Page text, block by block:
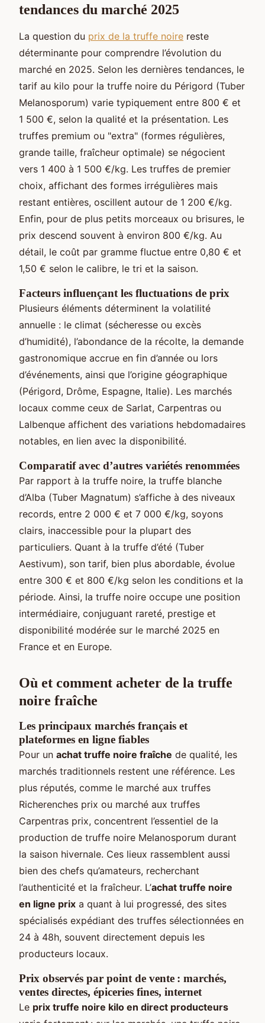
tendances du marché 2025
La question du prix de la truffe noire reste
déterminante pour comprendre l’évolution du
marché en 2025. Selon les dernières tendances, le
tarif au kilo pour la truffe noire du Périgord (Tuber
Melanosporum) varie typiquement entre 800 € et
1 500 €, selon la qualité et la présentation. Les
truffes premium ou "extra" (formes régulières,
grande taille, fraîcheur optimale) se négocient
vers 1 400 à 1 500 €/kg. Les truffes de premier
choix, affichant des formes irrégulières mais
restant entières, oscillent autour de 1 200 €/kg.
Enfin, pour de plus petits morceaux ou brisures, le
prix descend souvent à environ 800 €/kg. Au
détail, le coût par gramme fluctue entre 0,80 € et
1,50 € selon le calibre, le tri et la saison.
Facteurs influençant les fluctuations de prix
Plusieurs éléments déterminent la volatilité
annuelle : le climat (sécheresse ou excès
d’humidité), l’abondance de la récolte, la demande
gastronomique accrue en fin d’année ou lors
d’événements, ainsi que l’origine géographique
(Périgord, Drôme, Espagne, Italie). Les marchés
locaux comme ceux de Sarlat, Carpentras ou
Lalbenque affichent des variations hebdomadaires
notables, en lien avec la disponibilité.
Comparatif avec d’autres variétés renommées
Par rapport à la truffe noire, la truffe blanche
d’Alba (Tuber Magnatum) s’affiche à des niveaux
records, entre 2 000 € et 7 000 €/kg, soyons
clairs, inaccessible pour la plupart des
particuliers. Quant à la truffe d’été (Tuber
Aestivum), son tarif, bien plus abordable, évolue
entre 300 € et 800 €/kg selon les conditions et la
période. Ainsi, la truffe noire occupe une position
intermédiaire, conjuguant rareté, prestige et
disponibilité modérée sur le marché 2025 en
France et en Europe.
Où et comment acheter de la truffe
noire fraîche
Les principaux marchés français et
plateformes en ligne fiables
Pour un achat truffe noire fraîche de qualité, les
marchés traditionnels restent une référence. Les
plus réputés, comme le marché aux truffes
Richerenches prix ou marché aux truffes
Carpentras prix, concentrent l’essentiel de la
production de truffe noire Melanosporum durant
la saison hivernale. Ces lieux rassemblent aussi
bien des chefs qu’amateurs, recherchant
l’authenticité et la fraîcheur. L’achat truffe noire
en ligne prix a quant à lui progressé, des sites
spécialisés expédiant des truffes sélectionnées en
24 à 48h, souvent directement depuis les
producteurs locaux.
Prix observés par point de vente : marchés,
ventes directes, épiceries fines, internet
Le prix truffe noire kilo en direct producteurs